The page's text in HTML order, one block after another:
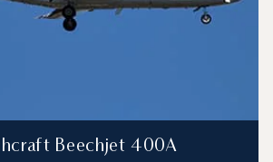
Beechjet 400A